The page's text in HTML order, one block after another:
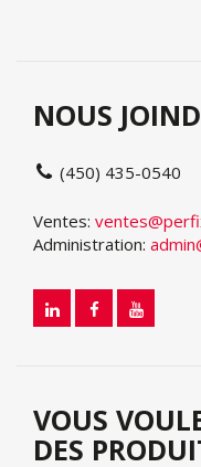
NOUS
(450) 435-0540
Ventes:
Administration:
VOUS
DES